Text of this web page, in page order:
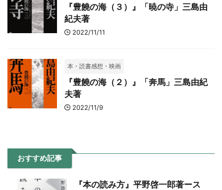
『豊饒の海（３）』「暁の寺」三島由
紀夫著
2022/11/11
本・読書感想・映画
『豊饒の海（２）』「奔馬」三島由紀
夫著
2022/11/9
おすすめ記事
『本の読み方』平野啓一郎著ース